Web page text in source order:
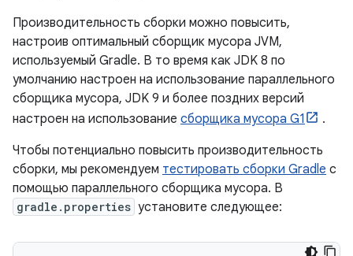
Производительность сборки можно повысить,
настроив оптимальный сборщик мусора JVM,
используемый Gradle. В то время как JDK 8 по
умолчанию настроен на использование параллельного
сборщика мусора, JDK 9 и более поздних версий
настроен на использование сборщика мусора G1
.
Чтобы потенциально повысить производительность
сборки, мы рекомендуем тестировать сборки Gradle с
помощью параллельного сборщика мусора. В
gradle.properties установите следующее: